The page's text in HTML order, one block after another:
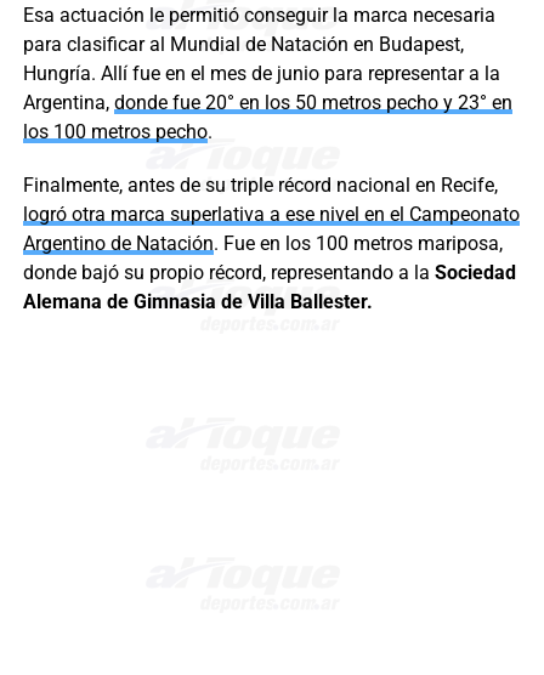
Esa actuación le permitió conseguir la marca necesaria
para clasificar al Mundial de Natación en Budapest,
Hungría. Allí fue en el mes de junio para representar a la
Argentina, donde fue 20° en los 50 metros pecho y 23° en
los 100 metros pecho.
Finalmente, antes de su triple récord nacional en Recife,
logró otra marca superlativa a ese nivel en el Campeonato
Argentino de Natación. Fue en los 100 metros mariposa,
donde bajó su propio récord, representando a la Sociedad
Alemana de Gimnasia de Villa Ballester.